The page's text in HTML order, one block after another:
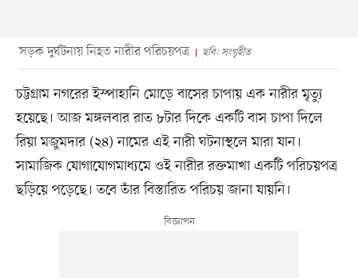
সড়ক দুর্ঘটনায় নিহত নারীর পরিচয়পত্র ছবি: সংগৃহীত
চট্টগ্রাম নগরের ইস্পাহানি মোড়ে বাসের চাপায় এক নারীর মৃত্যু
হয়েছে। আজ মঙ্গলবার রাত ৮টার দিকে একটি বাস চাপা দিলে
রিয়া মজুমদার (২৪) নামের এই নারী ঘটনাস্থলে মারা যান।
সামাজিক যোগাযোগমাধ্যমে ওই নারীর রক্তমাখা একটি পরিচয়পত্র
ছড়িয়ে পড়েছে। তবে তাঁর বিস্তারিত পরিচয় জানা যায়নি।